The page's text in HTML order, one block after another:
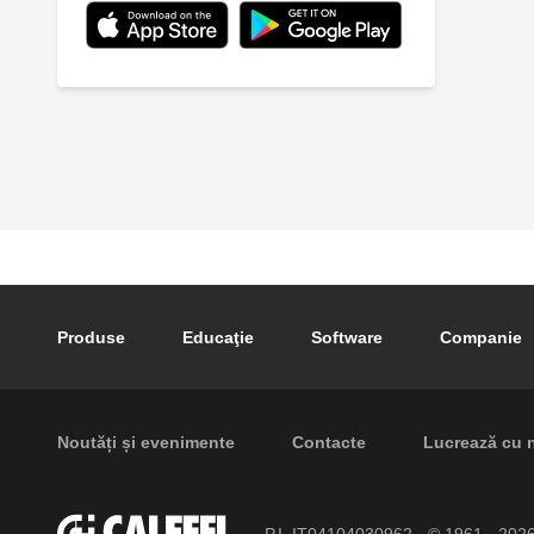
Footer main navigation
Produse Educaţie Software Companie
Footer secondary navigation
Noutăți și evenimente Contacte Lucrează cu